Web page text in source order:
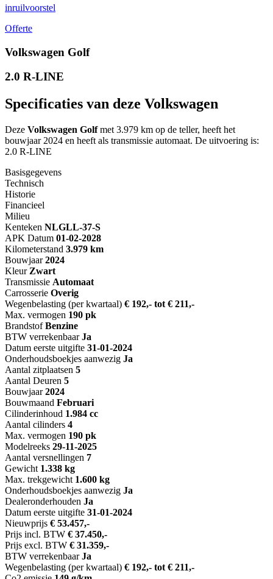
inruilvoorstel
Offerte
Volkswagen Golf
2.0 R-LINE
Specificaties van deze Volkswagen
Deze Volkswagen Golfmet 3.979 km op de teller, heeft het
bouwjaar 2024 en heeft als transmissie automaat. De uitvoering is:
2.0 R-LINE
Basisgegevens
Technisch
Historie
Financieel
Milieu
Kenteken NLGLL-37-S
APK Datum 01-02-2028
Kilometerstand 3.979 km
Bouwjaar 2024
Kleur Zwart
Transmissie Automaat
Carrosserie Overig
Wegenbelasting (per kwartaal) € 192,- tot € 211,-
Max. vermogen 190 pk
Brandstof Benzine
BTW verrekenbaar Ja
Datum eerste uitgifte 31-01-2024
Onderhoudsboekjes aanwezig Ja
Aantal zitplaatsen 5
Aantal Deuren 5
Bouwjaar 2024
Bouwmaand Februari
Cilinderinhoud 1.984 cc
Aantal cilinders 4
Max. vermogen 190 pk
Modelreeks 29-11-2025
Aantal versnellingen 7
Gewicht 1.338 kg
Max. trekgewicht 1.600 kg
Onderhoudsboekjes aanwezig Ja
Dealeronderhouden Ja
Datum eerste uitgifte 31-01-2024
Nieuwprijs € 53.457,-
Prijs incl. BTW € 37.450,-
Prijs excl. BTW € 31.359,-
BTW verrekenbaar Ja
Wegenbelasting (per kwartaal) € 192,- tot € 211,-